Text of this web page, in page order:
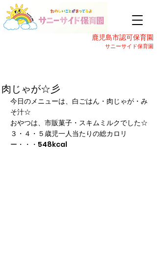
鹿児島市認可保育園
サニーサイド保育園
肉じゃが☆彡
今日のメニューは、白ごはん・肉じゃが・み
そ汁☆
おやつは、市販菓子・スキムミルクでした☆
３・４・５歳児一人当たりの総カロリ
ー・・・548kcal